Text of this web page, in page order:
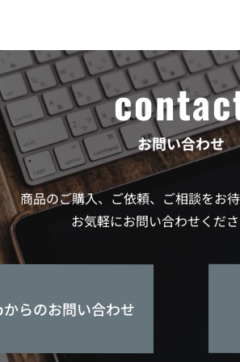
お問い合わせ
商品のご購入、ご依頼、ご相談をお待
お気軽にお問い合わせくださ
らのお問い合わせ